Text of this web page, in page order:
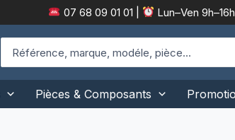
07 68 09 01 01 Lun–Ven
Search
for:
Pièces & Composants